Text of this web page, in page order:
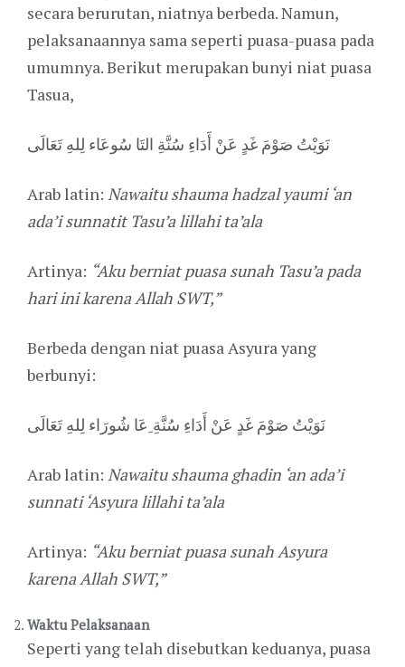
secara berurutan, niatnya berbeda. Namun,
pelaksanaannya sama seperti puasa-puasa pada
umumnya. Berikut merupakan bunyi niat puasa
Tasua,
نَوَيْتُ صَوْمَ غَدٍ عَنْ أَدَاءِ سُنَّةِ التَا سُوعَاء لِلهِ تَعَالَى
Arab latin: Nawaitu shauma hadzal yaumi ‘an
ada’i sunnatit Tasu’a lillahi ta’ala
Artinya: “Aku berniat puasa sunah Tasu’a pada
hari ini karena Allah SWT,”
Berbeda dengan niat puasa Asyura yang
berbunyi:
نَوَيْتُ صَوْمَ غَدٍ عَنْ أَدَاءِ سُنَّةِ ِعَا شُورَاء لِلهِ تَعَالَى
Arab latin: Nawaitu shauma ghadin ‘an ada’i
sunnati ‘Asyura lillahi ta’ala
Artinya: “Aku berniat puasa sunah Asyura
karena Allah SWT,”
Waktu Pelaksanaan
Seperti yang telah disebutkan keduanya, puasa